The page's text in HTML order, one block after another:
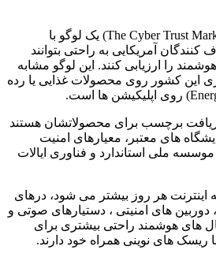
«علامت اعتماد سایبری»(The Cyber Trust Mark) یک لوگو با
آمریکایی به راحتی بتوانند
را ارزیابی کنند. این لوگو مشابه
این کشور روی محصولات غذایی یا رده
برچسب برای محصولاتشان هستند
های معتبر، معیارهای امنیت
ملی استاندارد و فناوری ایالات
اینترنت هر روز بیشتر می شود، درهای
دوربین های امنیتی ، دستیارهای صوتی و
های هوشمند راحتی بیشتری برای
ریسک های نوینی همراه خود دارند.